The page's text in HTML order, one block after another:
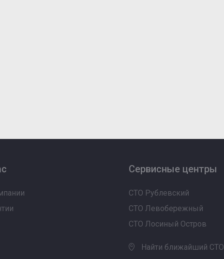
Сервисные центры
СТО Рублевский
СТО Левобережный
СТО Лосиный Остров
Найти ближайший СТО